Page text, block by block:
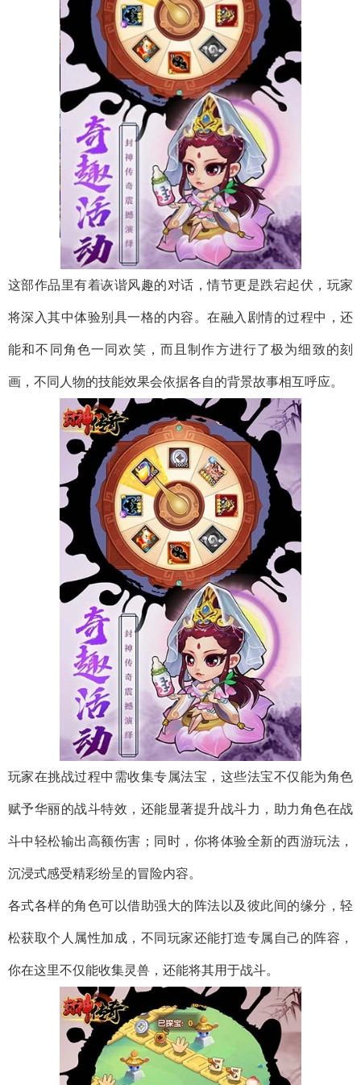
这部作品里有着诙谐风趣的对话，情节更是跌宕起伏，玩家
将深入其中体验别具一格的内容。在融入剧情的过程中，还
能和不同角色一同欢笑，而且制作方进行了极为细致的刻
画，不同人物的技能效果会依据各自的背景故事相互呼应。
玩家在挑战过程中需收集专属法宝，这些法宝不仅能为角色
赋予华丽的战斗特效，还能显著提升战斗力，助力角色在战
斗中轻松输出高额伤害；同时，你将体验全新的西游玩法，
沉浸式感受精彩纷呈的冒险内容。
各式各样的角色可以借助强大的阵法以及彼此间的缘分，轻
松获取个人属性加成，不同玩家还能打造专属自己的阵容，
你在这里不仅能收集灵兽，还能将其用于战斗。